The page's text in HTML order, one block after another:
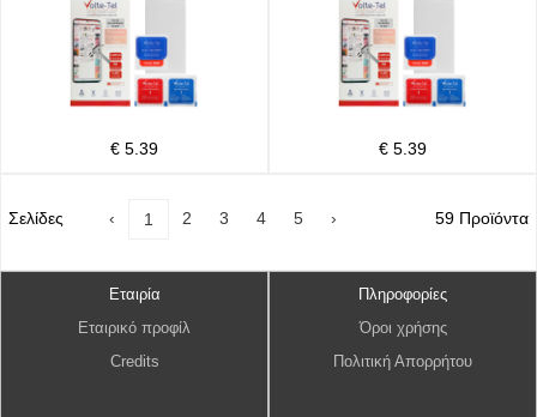
€ 5.39 € 5.39
Σελίδες ‹ 1 2 3 4 5 › 59 Προϊόντα
Εταιρία
Εταιρικό προφίλ
Credits
Πληροφορίες
Όροι χρήσης
Πολιτική Απορρήτου